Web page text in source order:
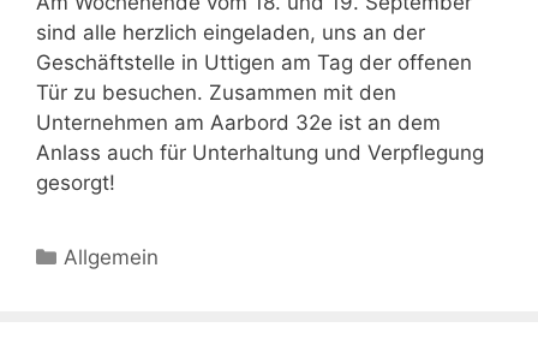
sind alle herzlich eingeladen, uns an der
Geschäftstelle in Uttigen am Tag der offenen
Tür zu besuchen. Zusammen mit den
Unternehmen am Aarbord 32e ist an dem
Anlass auch für Unterhaltung und Verpflegung
gesorgt!
Allgemein